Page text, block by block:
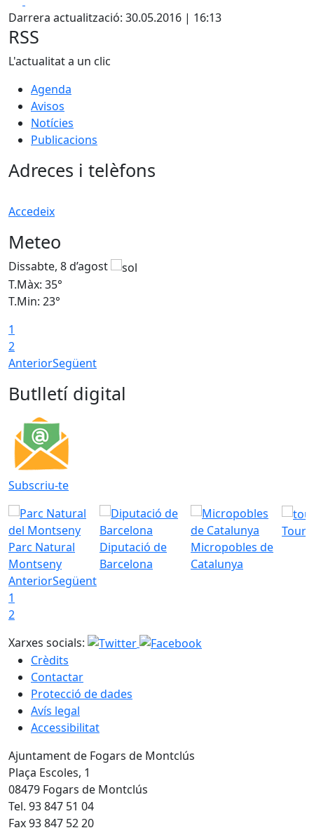
Darrera actualització: 30.05.2016 | 16:13
RSS
L'actualitat a un clic
Agenda
Avisos
Notícies
Publicacions
Adreces i telèfons
Accedeix
Meteo
Dissabte, 8 d’agost
T.Màx: 35°
T.Min: 23°
1
2
AnteriorSegüent
Butlletí digital
Subscriu-te
Parc Natural
Montseny
Diputació de
Barcelona
Micropobles de
Catalunya
AnteriorSegüent
1
2
Xarxes socials:
Crèdits
Contactar
Protecció de dades
Avís legal
Accessibilitat
Ajuntament de Fogars de Montclús
Plaça Escoles, 1
08479 Fogars de Montclús
Tel. 93 847 51 04
Fax 93 847 52 20